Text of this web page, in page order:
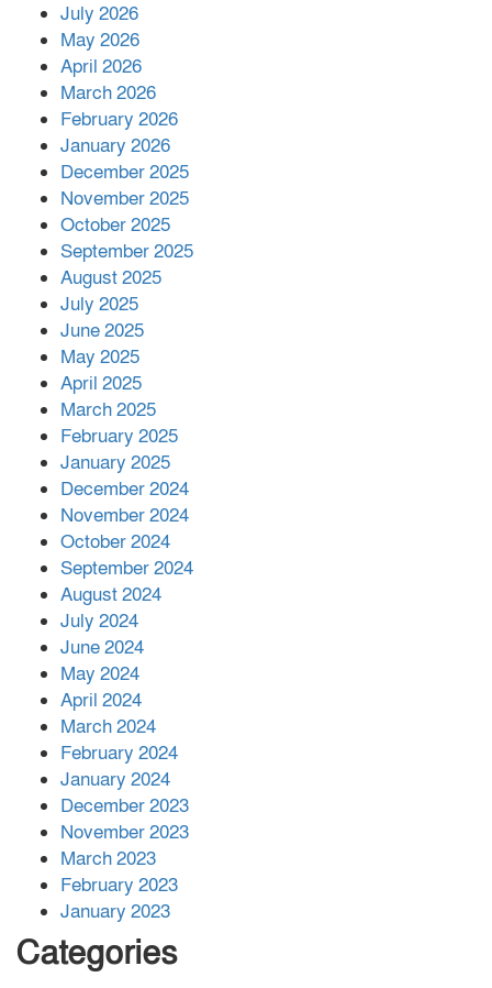
পর ফোন তারেক রহমানের,গ্যাস সঙ্কট
সহায়তা দিলেন সাচিং প্রু জেরী
July 2026
May 2026
April 2026
March 2026
February 2026
January 2026
December 2025
November 2025
October 2025
September 2025
August 2025
July 2025
June 2025
May 2025
April 2025
March 2025
February 2025
January 2025
December 2024
November 2024
October 2024
September 2024
August 2024
July 2024
June 2024
May 2024
April 2024
March 2024
February 2024
January 2024
December 2023
November 2023
March 2023
February 2023
January 2023
Categories